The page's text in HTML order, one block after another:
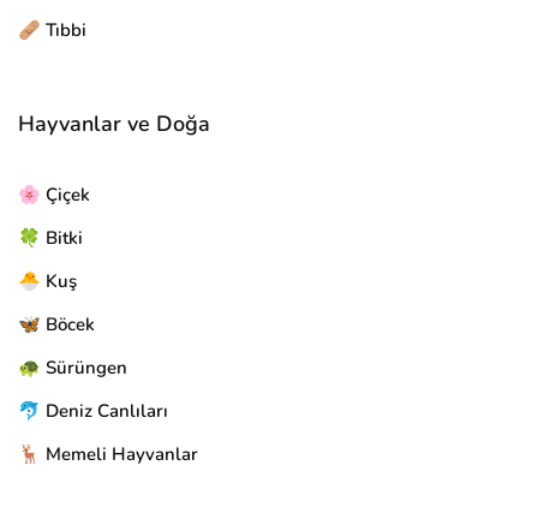
🩹 Tıbbi
Hayvanlar ve Doğa
🌸 Çiçek
🍀 Bitki
🐣 Kuş
🦋 Böcek
🐢 Sürüngen
🐬 Deniz Canlıları
🦌 Memeli Hayvanlar